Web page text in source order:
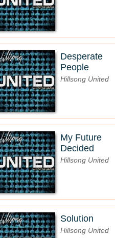
Desperate
People
Hillsong United
My Future
Decided
Hillsong United
Solution
Hillsong United